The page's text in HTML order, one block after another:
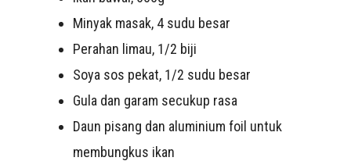
Minyak masak, 4 sudu besar
Perahan limau, 1/2 biji
Soya sos pekat, 1/2 sudu besar
Gula dan garam secukup rasa
Daun pisang dan aluminium foil untuk
membungkus ikan